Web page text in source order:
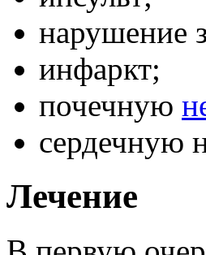
нарушение
инфаркт;
почечную
сердечную
Лечение